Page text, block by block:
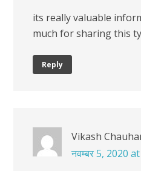
its really valuable
much for sharing this
Reply
Vikash
नवम्बर 5, 2020 at